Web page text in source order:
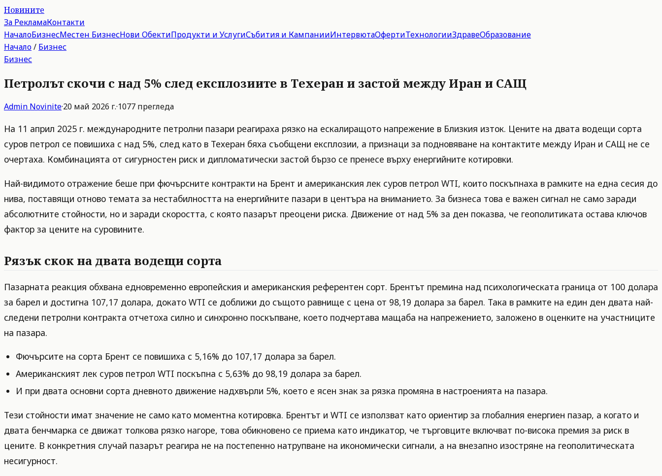
Новините
За РекламаКонтакти
НачалоБизнесМестен БизнесНови ОбектиПродукти и УслугиСъбития и КампанииИнтервютаОфертиТехнологииЗдравеОбразование
Начало/ Бизнес
Бизнес
Петролът скочи с над 5% след експлозиите в Техеран и застой между Иран и САЩ
Admin Novinite·20 май 2026 г.·1077 прегледа
На 11 април 2025 г. международните петролни пазари реагираха рязко на ескалиращото напрежение в Близкия изток. Цените на двата водещи сорта
суров петрол се повишиха с над 5%, след като в Техеран бяха съобщени експлозии, а признаци за подновяване на контактите между Иран и САЩ не се
очертаха. Комбинацията от сигурностен риск и дипломатически застой бързо се пренесе върху енергийните котировки.
Най-видимото отражение беше при фючърсните контракти на Брент и американския лек суров петрол WTI, които поскъпнаха в рамките на една сесия до
нива, поставящи отново темата за нестабилността на енергийните пазари в центъра на вниманието. За бизнеса това е важен сигнал не само заради
абсолютните стойности, но и заради скоростта, с която пазарът преоцени риска. Движение от над 5% за ден показва, че геополитиката остава ключов
фактор за цените на суровините.
Рязък скок на двата водещи сорта
Пазарната реакция обхвана едновременно европейския и американския референтен сорт. Брентът премина над психологическата граница от 100 долара
за барел и достигна 107,17 долара, докато WTI се доближи до същото равнище с цена от 98,19 долара за барел. Така в рамките на един ден двата най-
следени петролни контракта отчетоха силно и синхронно поскъпване, което подчертава мащаба на напрежението, заложено в оценките на участниците
на пазара.
Фючърсите на сорта Брент се повишиха с 5,16% до 107,17 долара за барел.
Американският лек суров петрол WTI поскъпна с 5,63% до 98,19 долара за барел.
И при двата основни сорта дневното движение надхвърли 5%, което е ясен знак за рязка промяна в настроенията на пазара.
Тези стойности имат значение не само като моментна котировка. Брентът и WTI се използват като ориентир за глобалния енергиен пазар, а когато и
двата бенчмарка се движат толкова рязко нагоре, това обикновено се приема като индикатор, че търговците включват по-висока премия за риск в
цените. В конкретния случай пазарът реагира не на постепенно натрупване на икономически сигнали, а на внезапно изостряне на геополитическата
несигурност.